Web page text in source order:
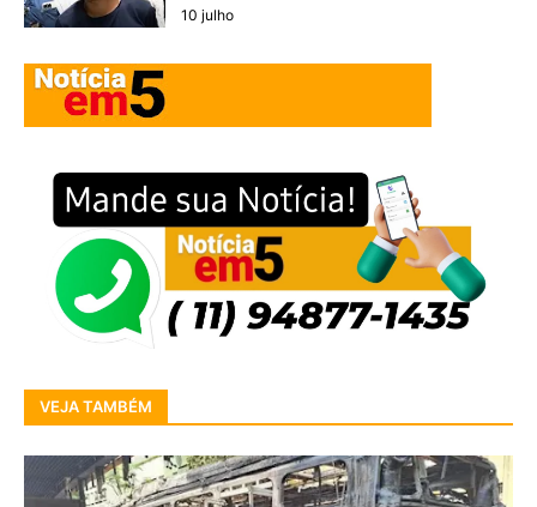
10 julho
VEJA TAMBÉM